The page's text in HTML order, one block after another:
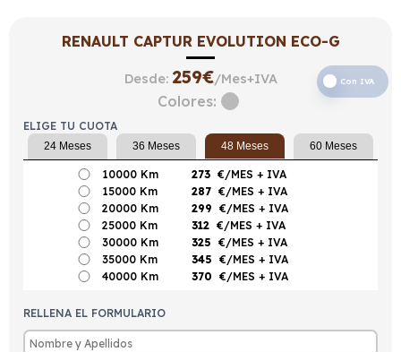
RENAULT CAPTUR EVOLUTION ECO-G
Desde: 259€/Mes+IVA Con IVA
Colores:
ELIGE TU CUOTA
24 Meses 36 Meses 48 Meses 60 Meses
10000 Km 273 €/MES + IVA
15000 Km
287 €/MES + IVA
20000 Km
299 €/MES + IVA
25000 Km
312 €/MES + IVA
30000 Km
325 €/MES + IVA
35000 Km
345 €/MES + IVA
40000 Km
370 €/MES + IVA
RELLENA EL FORMULARIO